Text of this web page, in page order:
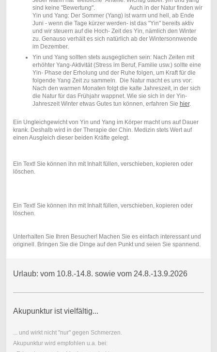
sind keine "Bewertung". Auch in der Natur finden wir
Yin und Yang: Der Sommer (Yang) ist warm und hell, ab Ende
Juni - wenn die Tage kürzer werden- ist das "Yin" bereits aktiv
und wir steuern auf die Hoch- Zeit des Yin, nämlich den Winter
zu. Genauso verhält es sich natürlich ab der Wintersonnwende
im Dezember.
Yin und Yang sollten stets ausgeglichen sein: Nach Zeiten mit
erhöhter Yang-Aktivität (Stress im Beruf, Familie usw.) sollte eine
Yin- Phase der Erholung und der Ruhe folgen, um Kraft für die
folgende Yang Zeit zu sammeln. Die Natur macht es uns vor:
Nach den warmen Monaten folgt die kalte Jahreszeit, in der sich
die Natur für das Frühjahr wappnet. Wie sie sich in der Yin-
Jahreszeit Winter etwas Gutes tun können, erfahren Sie hier.
Ein Ungleichgewicht von Yin und Yang im Körper macht uns auf Dauer
krank. Deshalb wird in der Therapie der Chin. Medizin stets Wert auf
einen Ausgleich dieser beiden Kräfte gelegt.
Ein Text! Sie können ihn mit Inhalt füllen, verschieben, kopieren oder
löschen.
Ein Text! Sie können ihn mit Inhalt füllen, verschieben, kopieren oder
löschen.
Unterhalten Sie Ihren Besucher! Machen Sie es einfach interessant und
originell. Bringen Sie die Dinge auf den Punkt und seien Sie spannend.
Urlaub: vom 10.8.-14.8. sowie vom 24.8.-13.9.2026
Akupunktur ist vielfältig...
... und wirkt nicht "nur" gegen Schmerzen.
Akupunktur wird empfohlen u.a. bei: